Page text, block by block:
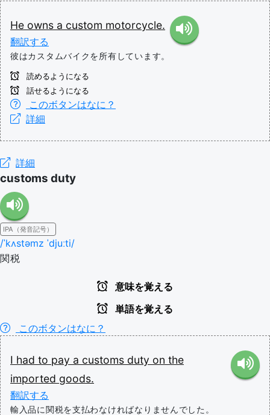
He owns a custom motorcycle.
翻訳する
彼はカスタムバイクを所有しています。
読めるようになる
話せるようになる
このボタンはなに？
詳細
詳細
customs duty
IPA（発音記号）
/ˈkʌstəmz ˈdjuːti/
関税
意味を覚える
単語を覚える
このボタンはなに？
I had to pay a customs duty on the
imported goods.
翻訳する
輸入品に関税を支払わなければなりませんでした。